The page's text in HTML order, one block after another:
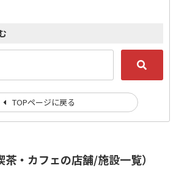
・カフェの店舗/施設一覧）
TOPページに戻る